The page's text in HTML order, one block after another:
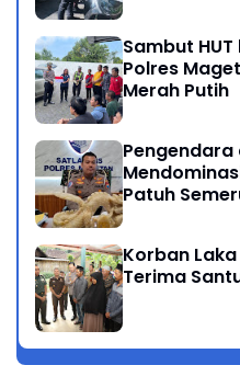
Sambut
Polres
Merah Putih
Pengendara
Patuh
Korban
Terima